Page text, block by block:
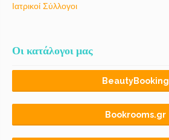
Ιατρικοί Σύλλογοι
Οι κατάλογοι μας
BeautyBooking
Bookrooms.gr